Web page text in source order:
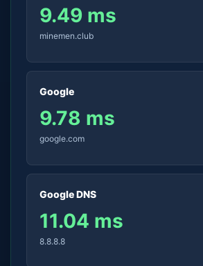
9.49 ms
minemen.club
Google
9.78 ms
google.com
Google DNS
11.04 ms
8.8.8.8